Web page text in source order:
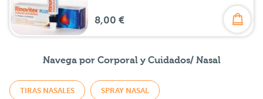
8,00 €
Navega por Corporal y Cuidados/ Nasal
TIRAS NASALES SPRAY NASAL